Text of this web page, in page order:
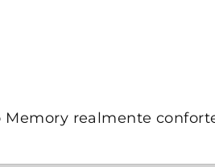
realmente